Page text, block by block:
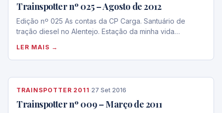
Trainspotter nº 025 – Agosto de 2012
Edição nº 025 As contas da CP Carga. Santuário de
tração diesel no Alentejo. Estação da minha vida…
LER MAIS →
TRAINSPOTTER 2011 ·27 Set 2016
Trainspotter nº 009 – Março de 2011